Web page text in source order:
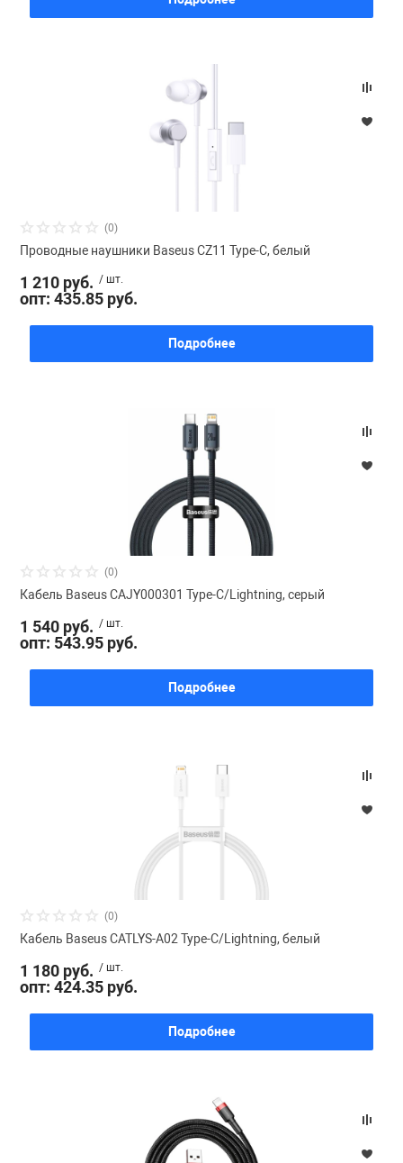
(0)
Проводные наушники Baseus CZ11 Type-C, белый
1 210 руб. / шт.
опт: 435.85 руб.
Подробнее
(0)
Кабель Baseus CAJY000301 Type-C/Lightning, серый
1 540 руб. / шт.
опт: 543.95 руб.
Подробнее
(0)
Кабель Baseus CATLYS-A02 Type-C/Lightning, белый
1 180 руб. / шт.
опт: 424.35 руб.
Подробнее